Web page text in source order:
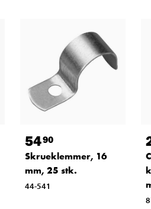
5490
Skrueklemmer, 16
mm, 25 stk.
44-541